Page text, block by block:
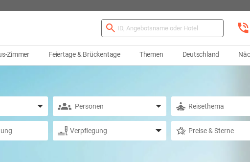
Zimmer Feiertage & Brückentage Themen Deutschland